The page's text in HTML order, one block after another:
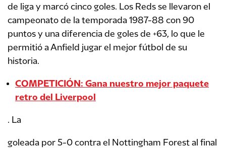
de liga y marcó cinco goles. Los Reds se llevaron el
campeonato de la temporada 1987-88 con 90
puntos y una diferencia de goles de +63, lo que le
permitió a Anfield jugar el mejor fútbol de su
historia.
COMPETICIÓN: Gana nuestro mejor paquete
retro del Liverpool
. La
goleada por 5-0 contra el Nottingham Forest al final